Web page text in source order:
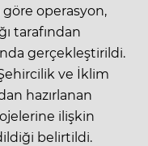
göre operasyon,
tarafından
gerçekleştirildi.
ve İklim
hazırlanan
ilişkin
belirtildi.